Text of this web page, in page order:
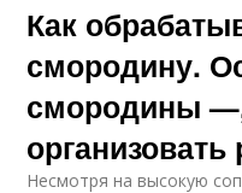
Как
смородину.
смородины
организовать
Несмотря на высокую